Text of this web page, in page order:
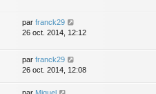
par franck29
26 oct. 2014, 12:12
par franck29
26 oct. 2014, 12:08